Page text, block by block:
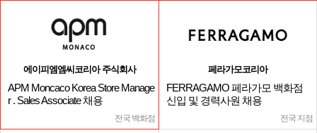
에이피엠엠씨코리아 주식회사
APM Moncaco Korea Store Manage
r . Sales Associate 채용
전국 백화점
페라가모코리아
FERRAGAMO 페라가모 백화점
신입 및 경력사원 채용
전국 지점